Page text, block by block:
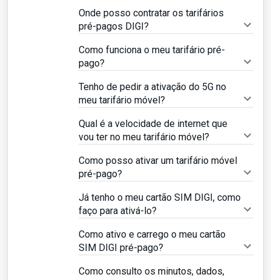
Onde posso contratar os tarifários
pré-pagos DIGI?
Como funciona o meu tarifário pré-
pago?
Tenho de pedir a ativação do 5G no
meu tarifário móvel?
Qual é a velocidade de internet que
vou ter no meu tarifário móvel?
Como posso ativar um tarifário móvel
pré-pago?
Já tenho o meu cartão SIM DIGI, como
faço para ativá-lo?
Como ativo e carrego o meu cartão
SIM DIGI pré-pago?
Como consulto os minutos, dados,